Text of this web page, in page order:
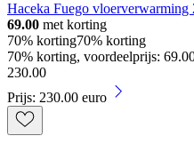
Haceka Fuego vloerverwarming
69.00 met korting
70% korting70% korting
70% korting, voordeelprijs:
230.00
Prijs: 230.00 euro